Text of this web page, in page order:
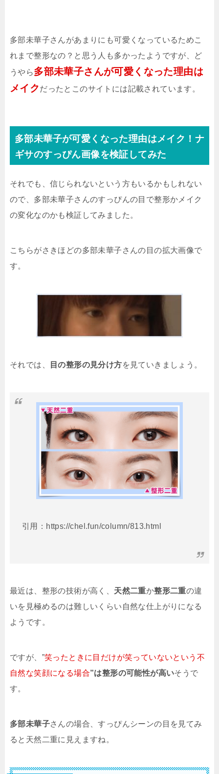
多部未華子さんがあまりにも可愛くなっているためこ
れまで整形なの？と思う人も多かったようですが、ど
うやら多部未華子さんが可愛くなった理由は
メイクだったとこのサイトには記載されています。
多部未華子が可愛くなった理由はメイク！ナ
ギサのすっぴん画像を検証してみた
それでも、信じられないという方もいるかもしれない
ので、多部未華子さんのすっぴんの目で整形かメイク
の変化なのかも検証してみました。
こちらがさきほどの多部未華子さんの目の拡大画像で
す。
それでは、 目の整形の見分け方を見ていきましょう。
引用：https://chel.fun/column/813.html
最近は、整形の技術が高く、 天然二重か整形二重の違
いを見極めるのは難しいくらい自然な仕上がりになる
ようです。
ですが、”笑ったときに目だけが笑っていないという不
自然な笑顔になる場合”は整形の可能性が高いそうで
す。
多部未華子さんの場合、すっぴんシーンの目を見てみ
ると天然二重に見えますね。